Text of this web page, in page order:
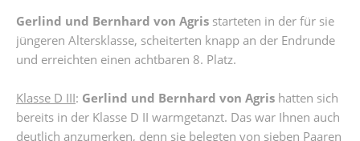
Gerlind und Bernhard von Agris starteten in der für sie
jüngeren Altersklasse, scheiterten knapp an der Endrunde
und erreichten einen achtbaren 8. Platz.
Klasse D III: Gerlind und Bernhard von Agris hatten sich
bereits in der Klasse D II warmgetanzt. Das war Ihnen auch
deutlich anzumerken, denn sie belegten von sieben Paaren